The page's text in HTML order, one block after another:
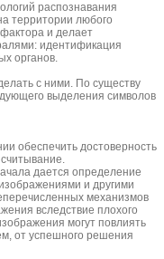
распознавания
территории любого
и делает
идентификация
органов.
с ними. По существу
выделения символов
обеспечить достоверность
дается определение
и другими
механизмов
вследствие плохого
могут повлиять
от успешного решения